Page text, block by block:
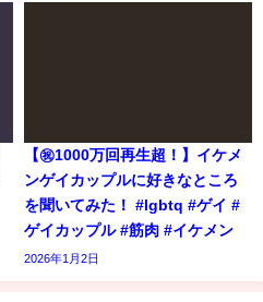
【㊗️1000万回再生超！】イケメ
ンゲイカップルに好きなところ
を聞いてみた！ #lgbtq #ゲイ #
ゲイカップル #筋肉 #イケメン
2026年1月2日